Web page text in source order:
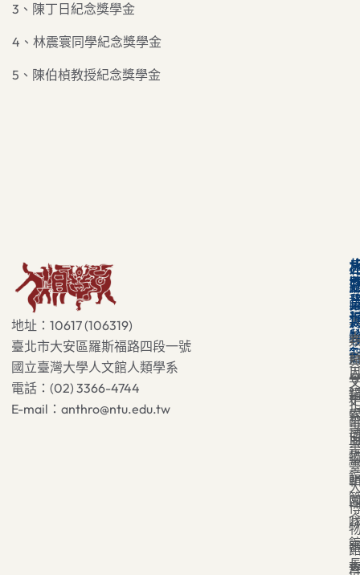
3、陳丁日紀念獎學金
4、林震寰同學紀念獎學金
5、陳伯楨教授紀念獎學金
地址：10617 (106319)
臺北市大安區羅斯福路四段一號
國立臺灣大學人文館人類學系
電話：(02) 3366-4744
E-mail：anthro@ntu.edu.tw